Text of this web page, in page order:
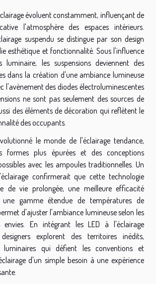
évoluent constamment, influençant de
l'atmosphère des espaces intérieurs.
suspendu se distingue par son design
esthétique et fonctionnalité. Sous l'influence
luminaire, les suspensions deviennent des
dans la création d'une ambiance lumineuse
l'avènement des diodes électroluminescentes
ne sont pas seulement des sources de
des éléments de décoration qui reflètent le
des occupants.
le monde de l'éclairage tendance,
formes plus épurées et des conceptions
avec les ampoules traditionnelles. Un
confirmerait que cette technologie
de vie prolongée, une meilleure efficacité
une gamme étendue de températures de
d'ajuster l'ambiance lumineuse selon les
envies. En intégrant les LED à l'éclairage
explorent des territoires inédits,
luminaires qui défient les conventions et
d'un simple besoin à une expérience